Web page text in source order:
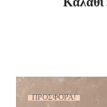
ΠΡΟΣΦΟΡΆ!